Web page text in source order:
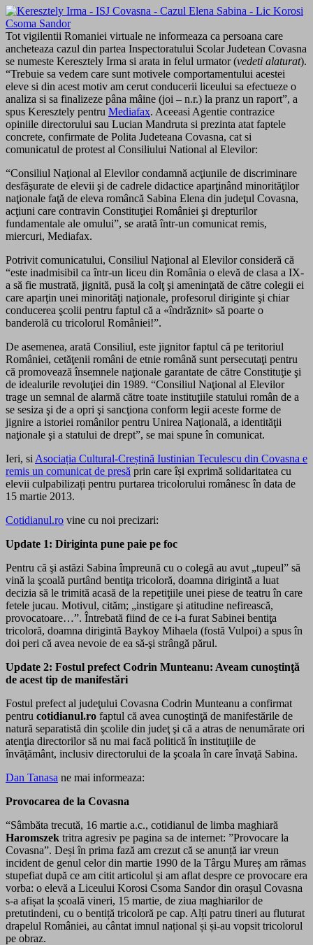
Tot vigilentii Romaniei virtuale ne informeaza ca persoana care
ancheteaza cazul din partea Inspectoratului Scolar Judetean Covasna
se numeste Keresztely Irma si arata in felul urmator (vedeti alaturat).
“Trebuie sa vedem care sunt motivele comportamentului acestei
eleve si din acest motiv am cerut conducerii liceului sa efectueze o
analiza si sa finalizeze pâna mâine (joi – n.r.) la pranz un raport”, a
spus Keresztely pentru Mediafax. Aceeasi Agentie contrazice
opiniile directorului sau Lucian Mandruta si prezinta atat faptele
concrete, confirmate de Polita Judeteana Covasna, cat si
comunicatul de protest al Consiliului National al Elevilor:
“Consiliul Naţional al Elevilor condamnă acţiunile de discriminare
desfăşurate de elevii şi de cadrele didactice aparţinând minorităţilor
naţionale faţă de eleva româncă Sabina Elena din judeţul Covasna,
acţiuni care contravin Constituţiei României şi drepturilor
fundamentale ale omului”, se arată într-un comunicat remis,
miercuri, Mediafax.
Potrivit comunicatului, Consiliul Naţional al Elevilor consideră că
“este inadmisibil ca într-un liceu din România o elevă de clasa a IX-
a să fie mustrată, jignită, pusă la colţ şi ameninţată de către colegii ei
care aparţin unei minorităţi naţionale, profesorul diriginte şi chiar
conducerea şcolii pentru faptul că a «îndrăznit» să poarte o
banderolă cu tricolorul României!”.
De asemenea, arată Consiliul, este jignitor faptul că pe teritoriul
României, cetăţenii români de etnie română sunt persecutaţi pentru
că promovează însemnele naţionale garantate de către Constituţie şi
de idealurile revoluţiei din 1989. “Consiliul Naţional al Elevilor
trage un semnal de alarmă către toate instituţiile statului român de a
se sesiza şi de a opri şi sancţiona conform legii aceste forme de
jignire a istoriei românilor pentru Unirea Naţională, a identităţii
naţionale şi a statului de drept”, se mai spune în comunicat.
Ieri, si Asociația Cultural-Creștină Iustinian Teculescu din Covasna e
remis un comunicat de presă prin care își exprimă solidaritatea cu
elevii culpabilizați pentru purtarea tricolorului românesc în data de
15 martie 2013.
Cotidianul.ro vine cu noi precizari:
Update 1: Diriginta pune paie pe foc
Pentru că şi astăzi Sabina împreună cu o colegă au avut „tupeul” să
vină la şcoală purtând bentiţa tricoloră, doamna dirigintă a luat
decizia să le trimită acasă de la repetiţiile unei piese de teatru în care
fetele jucau. Motivul, cităm; „instigare şi atitudine nefirească,
provocatoare…”. Întrebată fiind de ce i-a furat Sabinei bentiţa
tricoloră, doamna dirigintă Baykoy Mihaela (fostă Vulpoi) a spus în
doi peri că avea nevoie de ea să-şi strângă părul.
Update 2: Fostul prefect Codrin Munteanu: Aveam cunoştinţă
de acest tip de manifestări
Fostul prefect al judeţului Covasna Codrin Munteanu a confirmat
pentru cotidianul.ro faptul că avea cunoştinţă de manifestările de
natură separatistă din şcolile din judeţ şi că a atras de nenumărate ori
atenţia directorilor să nu mai facă politică în instituţiile de
învăţământ, inclusiv directorului de la şcoala în care învaţă Sabina.
Dan Tanasa ne mai informeaza:
Provocarea de la Covasna
“Sâmbăta trecută, 16 martie a.c., cotidianul de limba maghiară
Haromszek tritra agresiv pe pagina sa de internet: ”Provocare la
Covasna”. Deși în prima fază am crezut că se anunță iar vreun
incident de genul celor din martie 1990 de la Târgu Mureș am rămas
stupefiat după ce am citit articolul și am aflat despre ce provocare era
vorba: o elevă a Liceului Korosi Csoma Sandor din orașul Covasna
s-a afișat la școală vineri, 15 martie, de ziua maghiarilor de
pretutindeni, cu o bentiță tricoloră pe cap. Alți patru tineri au fluturat
drapelul României, au cântat imnul național și și-au vopsit tricolorul
pe obraz.